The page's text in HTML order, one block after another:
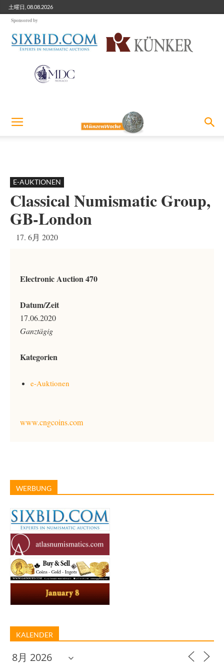
土曜日, 08.08.2026
Sponsored by
E-AUKTIONEN
Classical Numismatic Group,
GB-London
17. 6月 2020
Electronic Auction 470
Datum/Zeit
17.06.2020
Ganztägig
Kategorien
e-Auktionen
www.cngcoins.com
WERBUNG
KALENDER